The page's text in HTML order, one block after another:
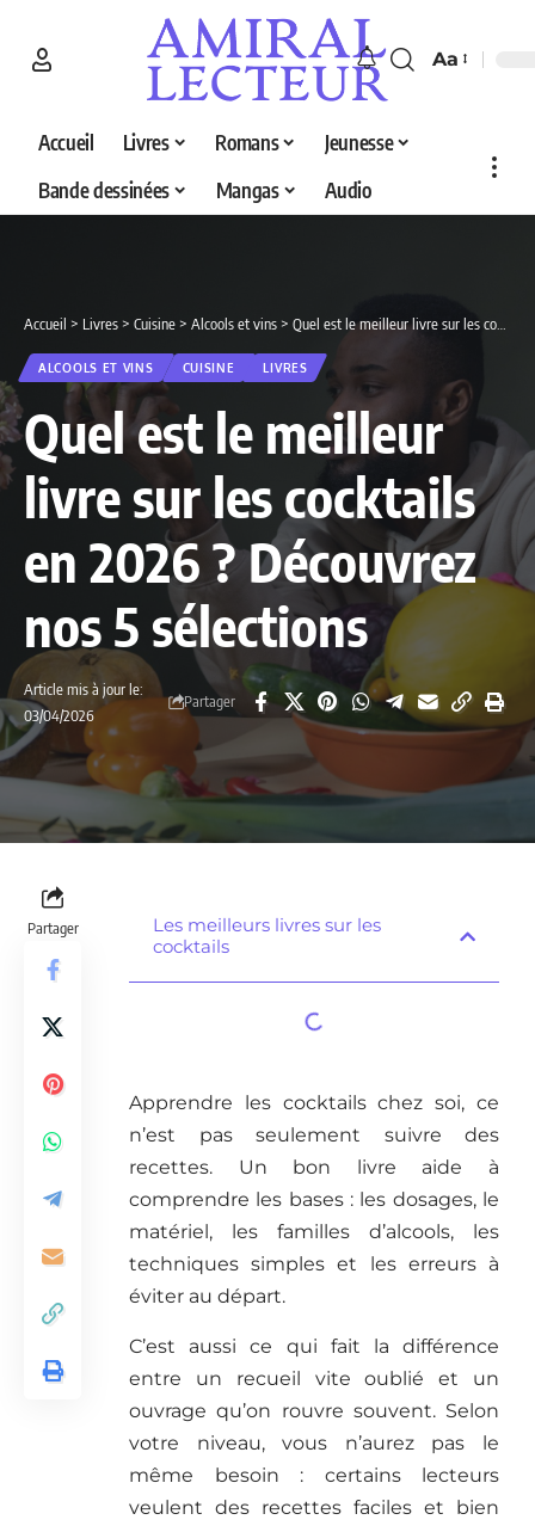
Aa
Accueil Livres Romans
Jeunesse
Bande dessinées
Mangas Audio
Accueil > Livres> Cuisine> Alcools et vins> Quel est le meilleur livre sur les cocktails en 2026 ? Découvrez nos 5 sélections
ALCOOLS ET VINS CUISINE LIVRES
Quel est le meilleur
livre sur les cocktails
en 2026 ? Découvrez
nos 5 sélections
Article mis à jour le:
03/04/2026
Partager
Partager
Les meilleurs livres sur les
cocktails
Apprendre les cocktails chez soi, ce
n’est pas seulement suivre des
recettes. Un bon livre aide à
comprendre les bases : les dosages, le
matériel, les familles d’alcools, les
techniques simples et les erreurs à
éviter au départ.
C’est aussi ce qui fait la différence
entre un recueil vite oublié et un
ouvrage qu’on rouvre souvent. Selon
votre niveau, vous n’aurez pas le
même besoin : certains lecteurs
veulent des recettes faciles et bien